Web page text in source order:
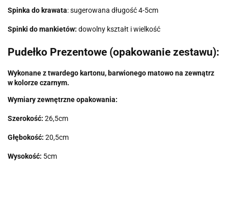
Spinka do krawata: sugerowana długość 4-5cm
Spinki do mankietów: dowolny kształt i wielkość
Pudełko Prezentowe (opakowanie zestawu):
Wykonane z twardego kartonu, barwionego matowo na zewnątrz
w kolorze czarnym.
Wymiary zewnętrzne opakowania:
Szerokość: 26,5cm
Głębokość: 20,5cm
Wysokość: 5cm